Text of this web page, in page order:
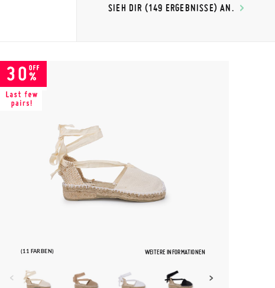
SIEH DIR (149 ERGEBNISSE) AN.
(11 FARBEN) WEITERE INFORMATIONEN